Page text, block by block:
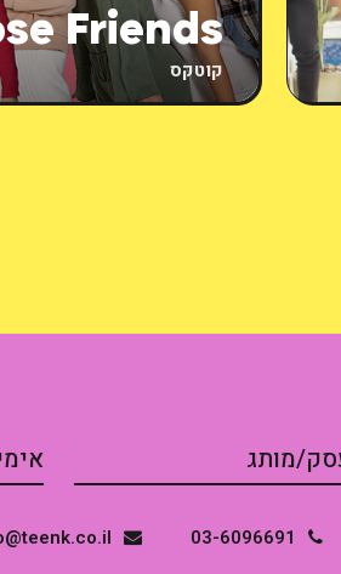
Friends
קוטקס
03-6096691